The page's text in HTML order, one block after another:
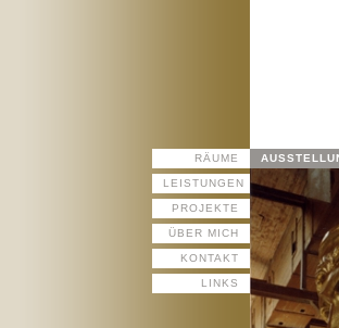
RÄUME
LEISTUNGEN
PROJEKTE
ÜBER MICH
KONTAKT
LINKS